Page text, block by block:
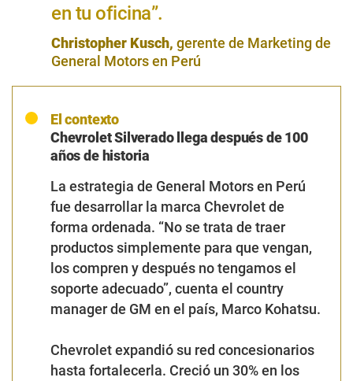
en tu oficina”.
Christopher Kusch, gerente de Marketing de
General Motors en Perú
El contexto
Chevrolet Silverado llega después de 100
años de historia
La estrategia de General Motorsen Perú
fue desarrollar la marca Chevroletde
forma ordenada. “No se trata de traer
productos simplemente para que vengan,
los compren y después no tengamos el
soporte adecuado”, cuenta el country
manager de GM en el país, Marco Kohatsu.
Chevroletexpandió su red concesionarios
hasta fortalecerla. Creció un 30% en los